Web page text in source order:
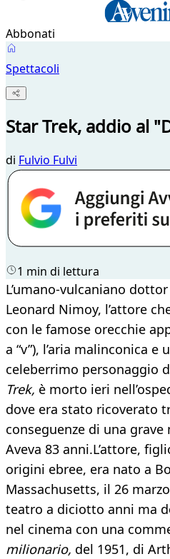
Abbonati
Spettacoli
Star Trek, addio al
di Fulvio Fulvi
1 min di lettura
L’umano-vulcaniano
Leonard Nimoy, l’attore
con le famose orecchie
a “v”), l’aria malinconica e
celeberrimo personaggio
Trek, è morto ieri
dove era stato ricoverato
conseguenze di una
Aveva 83 anni.L’attore,
origini ebree, era nato a
Massachusetts, il 26
teatro a diciotto anni ma
nel cinema con una
milionario, del 1951, di